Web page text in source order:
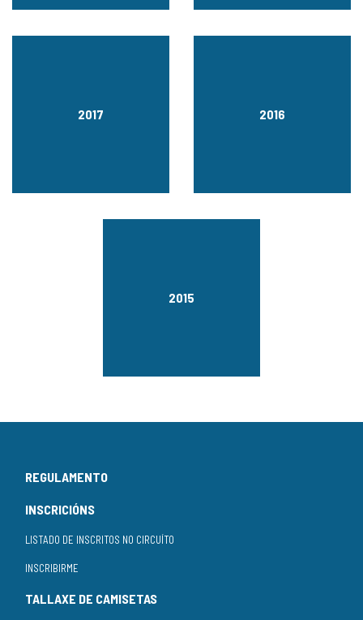
2017 2016
2015
REGULAMENTO
INSCRICIÓNS
LISTADO DE INSCRITOS NO CIRCUÍTO
INSCRIBIRME
TALLAXE DE CAMISETAS